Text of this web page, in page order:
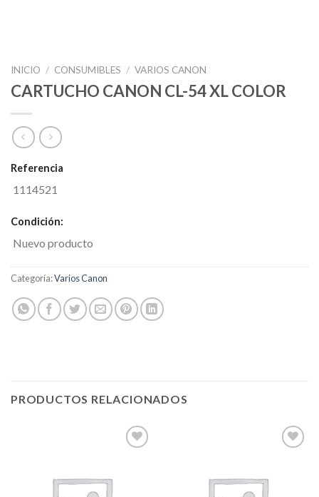
INICIO / CONSUMIBLES / VARIOS CANON
CARTUCHO CANON CL-54 XL COLOR
Referencia
1114521
Condición:
Nuevo producto
Categoría:Varios Canon
PRODUCTOS RELACIONADOS